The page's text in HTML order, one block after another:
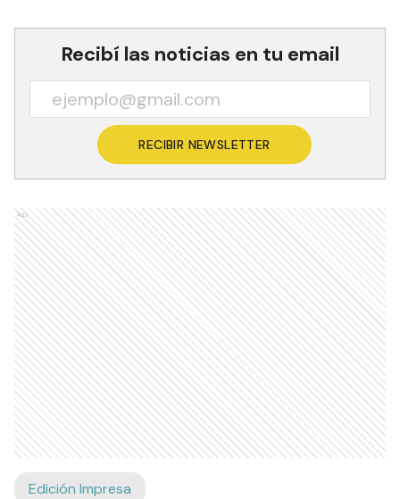
Recibí las noticias en tu email
RECIBIR NEWSLETTER
Ads
Edición Impresa